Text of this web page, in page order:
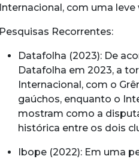
Internacional, com uma
Pesquisas Recorrentes:
Datafolha (2023): De
Datafolha em 2023, a
Internacional, com o
gaúchos, enquanto o
mostram como a
histórica entre os dois
Ibope (2022): Em uma